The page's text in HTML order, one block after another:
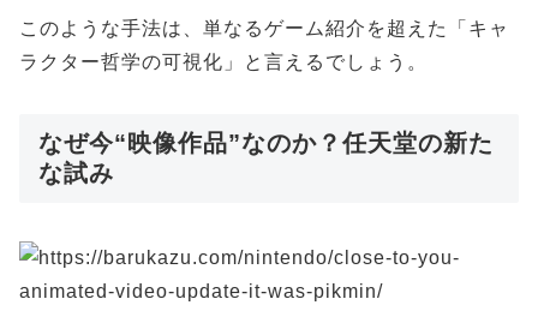
このような手法は、単なるゲーム紹介を超えた「キャ
ラクター哲学の可視化」と言えるでしょう。
なぜ今“映像作品”なのか？任天堂の新た
な試み